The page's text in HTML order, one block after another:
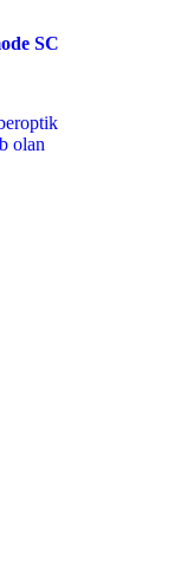
SC
olan